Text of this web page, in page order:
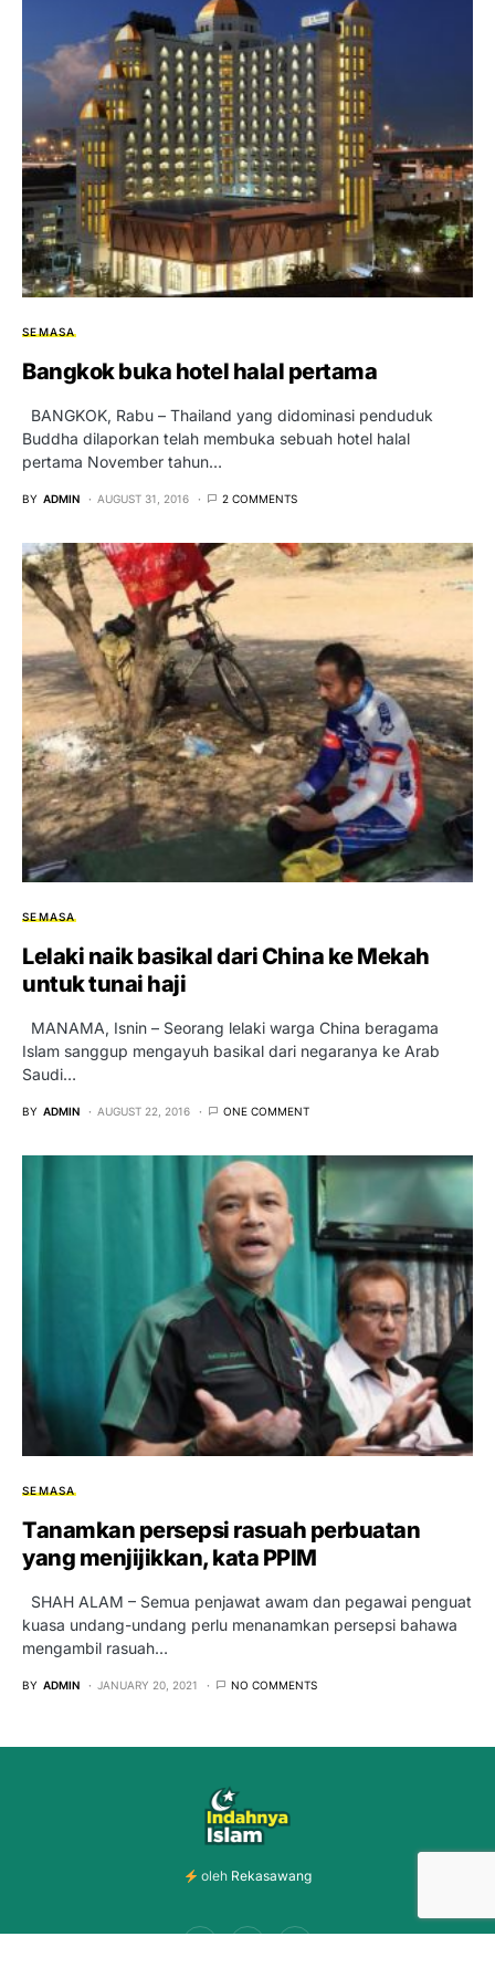
SEMASA
Bangkok buka hotel halal pertama
BANGKOK, Rabu – Thailand yang didominasi penduduk
Buddha dilaporkan telah membuka sebuah hotel halal
pertama November tahun…
BY ADMIN AUGUST 31, 2016 2 COMMENTS
SEMASA
Lelaki naik basikal dari China ke Mekah
untuk tunai haji
MANAMA, Isnin – Seorang lelaki warga China beragama
Islam sanggup mengayuh basikal dari negaranya ke Arab
Saudi…
BY ADMIN AUGUST 22, 2016 ONE COMMENT
SEMASA
Tanamkan persepsi rasuah perbuatan
yang menjijikkan, kata PPIM
SHAH ALAM – Semua penjawat awam dan pegawai penguat
kuasa undang-undang perlu menanamkan persepsi bahawa
mengambil rasuah…
BY ADMIN JANUARY 20, 2021 NO COMMENTS
oleh Rekasawang